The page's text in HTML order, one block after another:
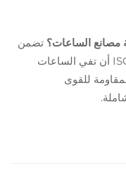
مصانع الساعات؟ تضمن
شهادات مثل COSC و METAS و ISO 9001 أن تفي الساعات
للقوى